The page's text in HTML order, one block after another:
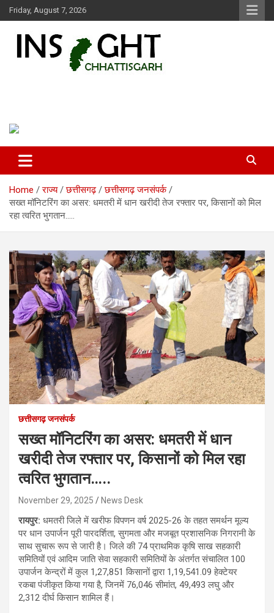
Skip
to
Friday, August 7, 2026
Home राज्य छत्तीसगढ़
छत्तीसगढ़ जनसंपर्क
सख्त मॉनिटरिंग का असर: धमतरी में धान खरीदी तेज रफ्तार पर, किसानों को मिल
रहा त्वरित भुगतान…..
छत्तीसगढ़ जनसंपर्क
सख्त मॉनिटरिंग का असर: धमतरी में धान
खरीदी तेज रफ्तार पर, किसानों को मिल रहा
त्वरित भुगतान…..
November 29, 2025 News Desk
रायपुर: धमतरी जिले में खरीफ विपणन वर्ष 2025-26 के तहत समर्थन मूल्य
पर धान उपार्जन पूरी पारदर्शिता, सुगमता और मजबूत प्रशासनिक निगरानी के
साथ सुचारू रूप से जारी है। जिले की 74 प्राथमिक कृषि साख सहकारी
समितियों एवं आदिम जाति सेवा सहकारी समितियों के अंतर्गत संचालित 100
उपार्जन केन्द्रों में कुल 1,27,851 किसानों द्वारा 1,19,541.09 हेक्टेयर
रकबा पंजीकृत किया गया है, जिनमें 76,046 सीमांत, 49,493 लघु और
2,312 दीर्घ किसान शामिल हैं।